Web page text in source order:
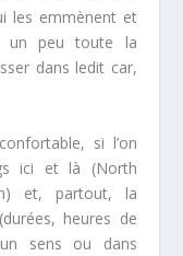
les emmènent et
un peu toute la
dans ledit car,
si l’on
ici et là (North
et, partout, la
heures de
sens ou dans